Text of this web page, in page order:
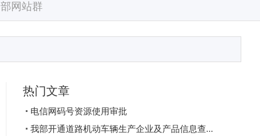
部网站群
热门文章
电信网码号资源使用审批
我部开通道路机动车辆生产企业及产品信息查...